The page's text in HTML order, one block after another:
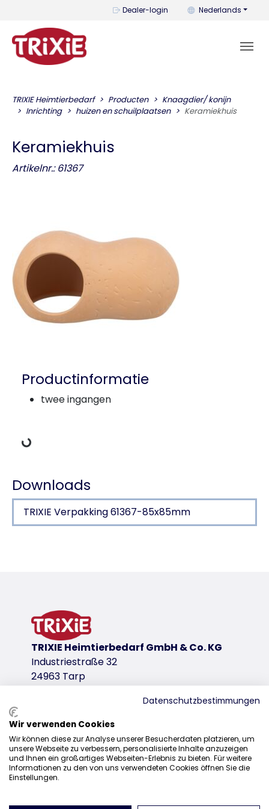
Dealer-login U kunt de taal
Nederlands
TRIXIE Heimtierbedarf Producten
Knaagdier/ konijn
Inrichting
huizen en schuilplaatsen Keramiekhuis
Keramiekhuis
Artikelnr.: 61367
Productinformatie
twee ingangen
Gegevens laden
Downloads
TRIXIE Verpakking 61367-85x85mm
productvariant
productvariant: uniek productnummer
Afmetingen
21 × 10 × 11 cm
voor bijv.
muizen, hamsters
Kleur
terracotta
downloadlinks
TRIXIE Verpakking 61367-85x85mm
TRIXIE Heimtierbedarf GmbH & Co. KG
Industriestraße 32
24963 Tarp
Distributie
+31 20 7980 995
sales@trixie.de
Datenschutzbestimmungen
Wir verwenden Cookies
Wir können diese zur Analyse unserer Besucherdaten platzieren, um
unsere Webseite zu verbessern, personalisierte Inhalte anzuzeigen
und Ihnen ein großartiges Webseiten-Erlebnis zu bieten. Für weitere
Informationen zu den von uns verwendeten Cookies öffnen Sie die
Einstellungen.